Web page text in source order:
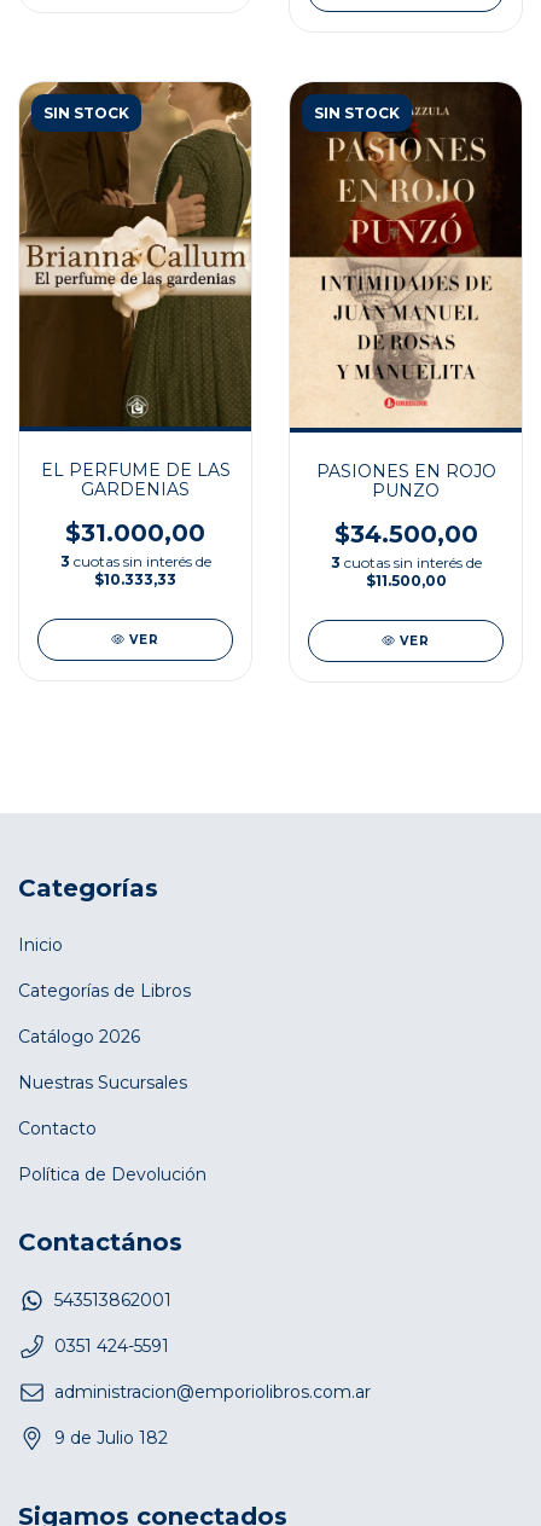
SIN STOCK
EL PERFUME DE LAS
GARDENIAS
$31.000,00
3 cuotas sin interés de
$10.333,33
VER
SIN STOCK
PASIONES EN ROJO
PUNZO
$34.500,00
3 cuotas sin interés de
$11.500,00
VER
Categorías
Inicio
Categorías de Libros
Catálogo 2026
Nuestras Sucursales
Contacto
Política de Devolución
Contactános
543513862001
0351 424-5591
administracion@emporiolibros.com.ar
9 de Julio 182
Sigamos conectados